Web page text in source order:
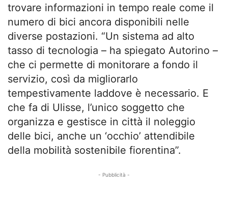
trovare informazioni in tempo reale come il
numero di bici ancora disponibili nelle
diverse postazioni. “Un sistema ad alto
tasso di tecnologia – ha spiegato Autorino –
che ci permette di monitorare a fondo il
servizio, così da migliorarlo
tempestivamente laddove è necessario. E
che fa di Ulisse, l’unico soggetto che
organizza e gestisce in città il noleggio
delle bici, anche un ‘occhio’ attendibile
della mobilità sostenibile fiorentina”.
- Pubblicità -